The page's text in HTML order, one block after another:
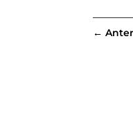
←